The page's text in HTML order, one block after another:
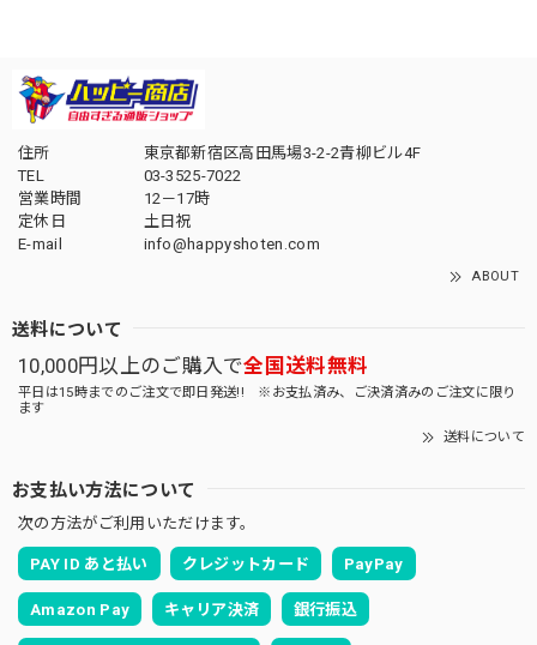
住所
東京都新宿区高田馬場3-2-2青柳ビル4F
TEL
03-3525-7022
営業時間
12－17時
定休日
土日祝
E-mail
info@happyshoten.com
ABOUT
送料について
10,000円以上のご購入で全国送料無料
平日は15時までのご注文で即日発送!! ※お支払済み、ご決済済みのご注文に限り
ます
送料について
お支払い方法について
次の方法がご利用いただけます。
PAY ID あと払い クレジットカード PayPay
Amazon Pay キャリア決済 銀行振込